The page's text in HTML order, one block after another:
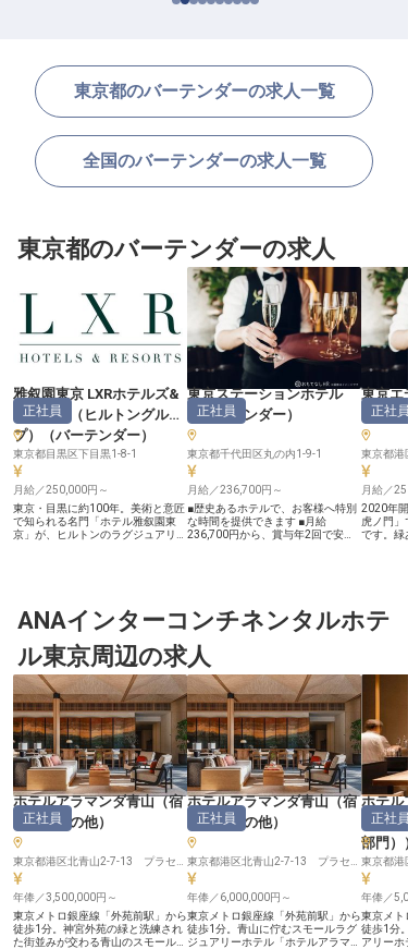
東京都のバーテンダーの求人一覧
全国のバーテンダーの求人一覧
東京都のバーテンダーの求人
雅叙園東京 LXRホテルズ&
リゾーツ（ヒルトングルー
プ）
（バーテンダー）
正社員
東京都目黒区下目黒1-8-1
月給／250,000円～
東京・目黒に約100年。美術と意匠
で知られる名門「ホテル雅叙園東
京」が、ヒルトンのラグジュアリー
の質と、カウンター越しのおもてな
し】 ドリンクの調合・飾り付け・
応でお客様に特別な体験をお届けし
ます。バーオペレーションの維持や
POSでの正確な会計処理、在庫・品
質管理まで、カウンターの内側を幅
広く担うポジションです。 【カク
テルの技術を、開業メンバーとして
磨き上げる】 カクテル作りのスキ
ルとアルコール飲料の知識を活か
し、開業前からバーの世界観づくり
に携われます。酩酊状態のお客様へ
の配慮ある対応や、健康・安全・ア
ルコール提供基準の遵守を通じて、
安心できる空間を守ります。 【働
く環境のポイント】 ・世界143の国
と地域に9,100軒以上を展開するヒ
ルトングループ ・社員割引制度
「Go Hilton」 ・退職金制度(確定拠
出年金) ・年間休日120日以上 ・英
語を活かせる外資系・グローバルな
キャリア
東京ステーションホテル
（バーテンダー）
正社員
東京都千代田区丸の内1-9-1
月給／236,700円～
■歴史あるホテルで、お客様へ特別
な時間を提供できます ■月給
236,700円から、賞与年2回で安定
東京駅丸の内南口直結という最高の
ロケーションに位置する当ホテル
二の存在です。 お客様一人ひとり
の心に深く刻まれるような、上質で
洗練されたおもてなしを大切にして
います。バースタッフとして、お客
様の特別なひとときを彩る一杯を提
供し、記憶に残る感動を創造する喜
びを感じていただけます。 歴史と
伝統が息づく空間で、あなたの感性
を存分に発揮してください。 ーー
【働きやすい環境とキャリアアップ
の機会】 当ホテルでは、スタッフ
が長く安心して働ける環境を整えて
います。 月給236,700円からの安定
した給与に加え、年2回の賞与で日
頃の頑張りをしっかりと評価。実働
7時間40分、年間休日110日と、プ
ライベートも大切にしながら働ける
シフト制です。社会保険完備はもち
ろん、慶弔休暇や産前・産後休暇な
ど、充実した福利厚生も魅力。 バ
ーテンダーとしての経験を活かし、
さらなるスキルアップを目指せる環
境で、あなたのキャリアを築きませ
東京エ
（バー
正社員
東京都港
月給／
2020年
虎ノ門」
です。緑
としての
ん、英語
ANAインターコンチネンタルホテ
ル東京周辺の求人
ホテルアラマンダ青山（宿
泊部門その他）
正社員
年俸／3,500,000円～
東京メトロ銀座線「外苑前駅」から
徒歩1分。神宮外苑の緑と洗練され
た街並みが交わる青山のスモールラ
ホテルアラマンダ青山（宿
泊部門その他）
正社員
年俸／6,000,000円～
東京メトロ銀座線「外苑前駅」から
徒歩1分。青山に佇むスモールラグ
ジュアリーホテル「ホテルアラマン
ホテル
ネー
部門）
正社員
年俸／
東京メト
徒歩1分
アリーホ